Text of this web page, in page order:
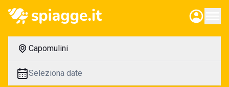
Capomulini
Seleziona date